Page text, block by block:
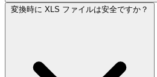
変換時に XLS ファイルは安全ですか？